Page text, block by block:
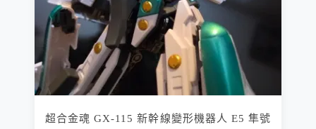
超合金魂 GX-115 新幹線變形機器人 E5 隼號